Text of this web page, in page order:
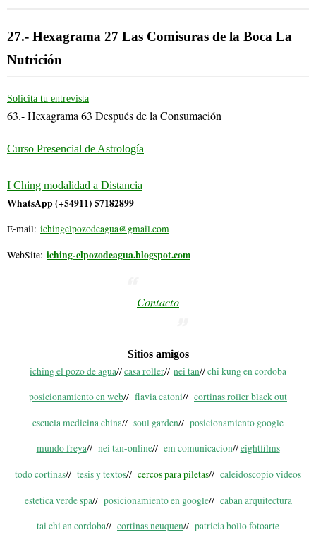
27.- Hexagrama 27 Las Comisuras de la Boca La
Nutrición
Solicita tu entrevista
63.- Hexagrama 63 Después de la Consumación
Curso Presencial de Astrología
I Ching modalidad a Distancia
WhatsApp (+54911) 57182899
E-mail: ichingelpozodeagua@gmail.com
WebSite: iching-elpozodeagua.blogspot.com
Contacto
Sitios amigos
iching el pozo de agua//casa roller// nei tan//chi kung en cordoba
posicionamiento en web// flavia catoni// cortinas roller black out
escuela medicina china// soul garden// posicionamiento google
mundo freya// nei tan-online// em comunicacion//eightfilms
todo cortinas// tesis y textos// cercos para piletas// caleidoscopio videos
estetica verde spa// posicionamiento en google// caban arquitectura
tai chi en cordoba// cortinas neuquen// patricia bollo fotoarte